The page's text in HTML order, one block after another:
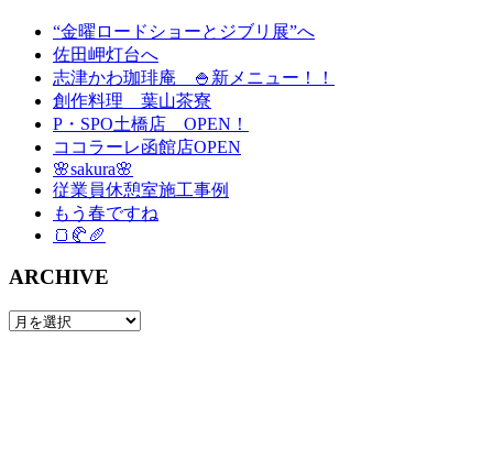
“金曜ロードショーとジブリ展”へ
佐田岬灯台へ
志津かわ珈琲庵 🍚新メニュー！！
創作料理 葉山茶寮
P・SPO土橋店 OPEN！
ココラーレ函館店OPEN
🌸sakura🌸
従業員休憩室施工事例
もう春ですね
🍞🥐🥖
ARCHIVE
ARCHIVE